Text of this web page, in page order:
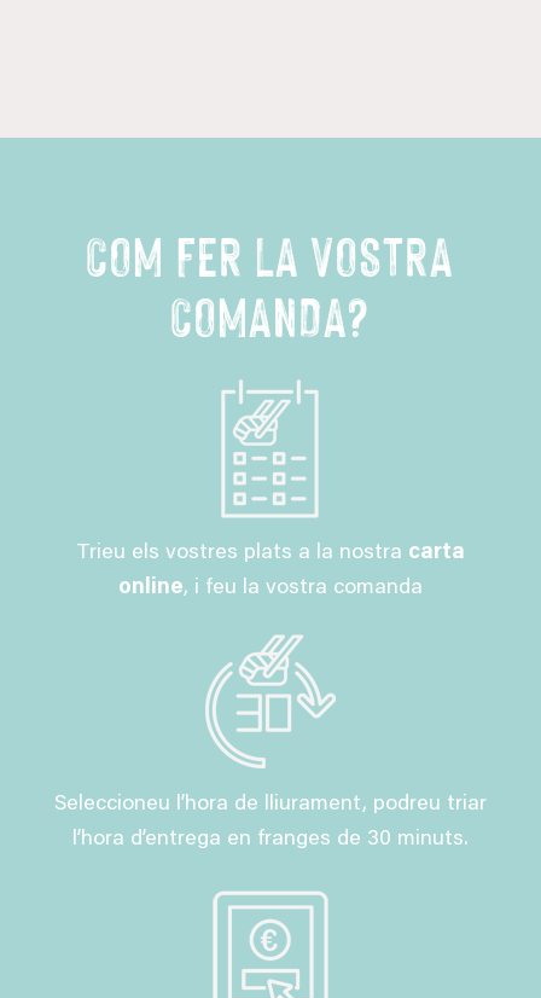
COM FER LA VOSTRA
COMANDA?
Trieu els vostres plats a la nostra carta
online, i feu la vostra comanda
Seleccioneu l’hora de lliurament, podreu triar
l’hora d’entrega en franges de 30 minuts.